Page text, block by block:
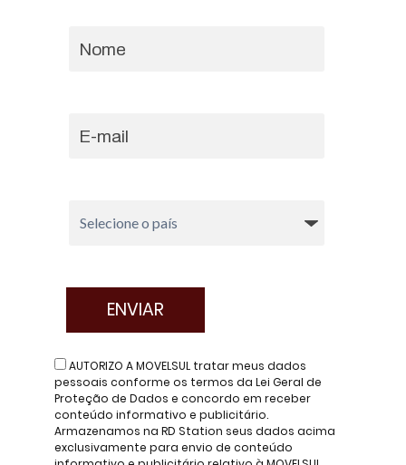
AUTORIZO A MOVELSUL tratar meus dados
pessoais conforme os termos da Lei Geral de
Proteção de Dados e concordo em receber
conteúdo informativo e publicitário.
Armazenamos na RD Station seus dados acima
exclusivamente para envio de conteúdo